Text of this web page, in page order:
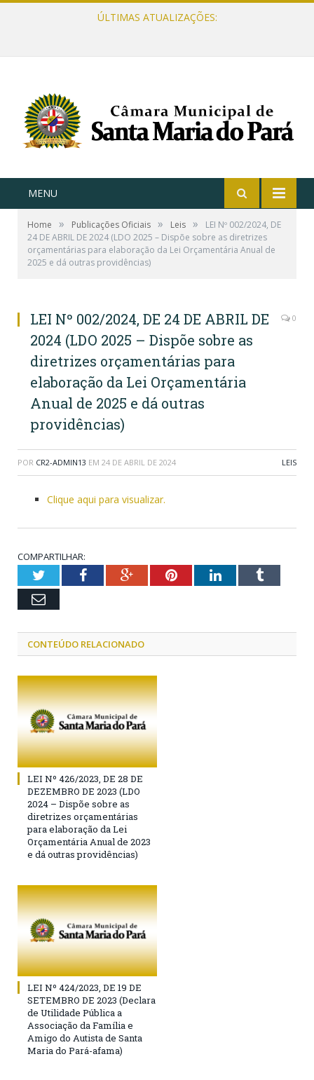
ÚLTIMAS ATUALIZAÇÕES:
MENU
Home » Publicações Oficiais » Leis »
LEI Nº 002/2024, DE
24 DE ABRIL DE 2024 (LDO 2025 – Dispõe sobre as diretrizes
orçamentárias para elaboração da Lei Orçamentária Anual de
2025 e dá outras providências)
LEI Nº 002/2024, DE 24 DE ABRIL DE
2024 (LDO 2025 – Dispõe sobre as
diretrizes orçamentárias para
elaboração da Lei Orçamentária
Anual de 2025 e dá outras
providências)
0
POR CR2-ADMIN13 EM 24 DE ABRIL DE 2024 LEIS
Clique aqui para visualizar.
COMPARTILHAR:
TwitterFacebookGoogle+PinterestLinkedInTumblr
Email
CONTEÚDO RELACIONADO
LEI Nº 426/2023, DE 28 DE
DEZEMBRO DE 2023 (LDO
2024 – Dispõe sobre as
diretrizes orçamentárias
para elaboração da Lei
Orçamentária Anual de 2023
e dá outras providências)
LEI Nº 424/2023, DE 19 DE
SETEMBRO DE 2023 (Declara
de Utilidade Pública a
Associação da Família e
Amigo do Autista de Santa
Maria do Pará-afama)